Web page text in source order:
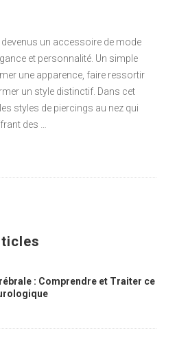
devenus un accessoire de mode
et personnalité. Un simple
une apparence, faire ressortir
un style distinctif. Dans cet
styles de piercings au nez qui
des …
: Comprendre et Traiter ce